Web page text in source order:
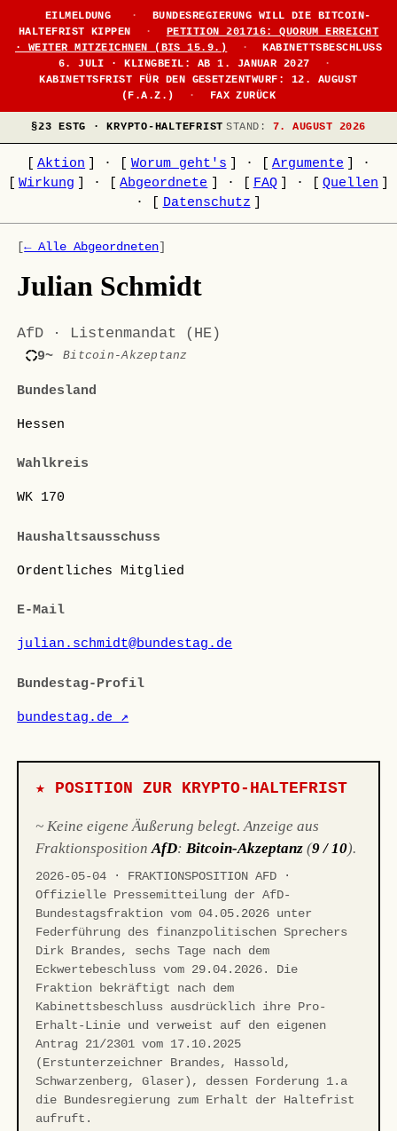
EILMELDUNG ·
BUNDESREGIERUNG WILL DIE BITCOIN-
HALTEFRIST KIPPEN
·
PETITION 201716: QUORUM ERREICHT
· WEITER MITZEICHNEN (BIS 15.9.)
·
KABINETTSBESCHLUSS
6. JULI · KLINGBEIL: AB 1. JANUAR 2027
·
KABINETTSFRIST FÜR DEN GESETZENTWURF: 12. AUGUST
(F.A.Z.)
· FAX ZURÜCK
§23 ESTG · KRYPTO-HALTEFRIST STAND: 7. AUGUST 2026
Aktion · Worum geht's · Argumente
·
Wirkung · Abgeordnete · FAQ · Quellen
·
Datenschutz
[← Alle Abgeordneten]
Julian Schmidt
AfD · Listenmandat (HE)
9~ Bitcoin-Akzeptanz
Bundesland
Hessen
Wahlkreis
WK 170
Haushaltsausschuss
Ordentliches Mitglied
E-Mail
julian.schmidt@bundestag.de
Bundestag-Profil
bundestag.de ↗
★ POSITION ZUR KRYPTO-HALTEFRIST
~ Keine eigene Äußerung belegt. Anzeige aus
FraktionspositionAfD: Bitcoin-Akzeptanz (9 / 10).
2026-05-04 · FRAKTIONSPOSITION AFD ·
Offizielle Pressemitteilung der AfD-
Bundestagsfraktion vom 04.05.2026 unter
Federführung des finanzpolitischen Sprechers
Dirk Brandes, sechs Tage nach dem
Eckwertebeschluss vom 29.04.2026. Die
Fraktion bekräftigt nach dem
Kabinettsbeschluss ausdrücklich ihre Pro-
Erhalt-Linie und verweist auf den eigenen
Antrag 21/2301 vom 17.10.2025
(Erstunterzeichner Brandes, Hassold,
Schwarzenberg, Glaser), dessen Forderung 1.a
die Bundesregierung zum Erhalt der Haltefrist
aufruft.